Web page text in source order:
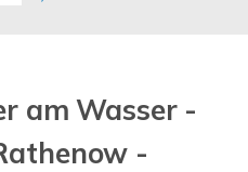
am Wasser -
-